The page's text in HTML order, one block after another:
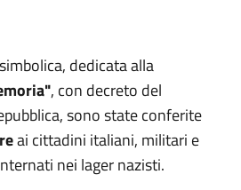
dedicata alla
, con decreto del
sono state conferite
ai cittadini italiani, militari e
nei lager nazisti.